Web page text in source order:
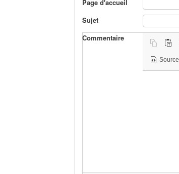
Page d'accueil
Sujet
Commentaire
Source